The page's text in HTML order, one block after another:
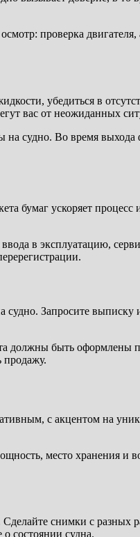
проверка
убедиться в
вас от неожиданных
судно. Во время
бумаг ускоряет процесс
в эксплуатацию,
Запросите выписку
должны быть
продажу.
с акцентом на
место хранения
снимки с разных
состоянии судна.